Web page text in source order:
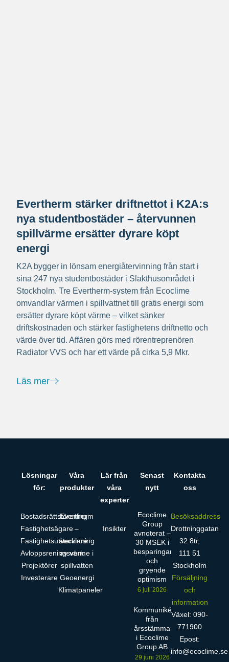
Evertherm stärker driftnettot i K2A:s
nya studentbostäder – återvunnen
spillvärme ersätter dyrare köpt
energi
K2A bygger in lönsam energiåtervinning från start i
sina 247 nya studentbostäder i Slakthusområdet i
Stockholm. Tre Evertherm-system från Ecoclime
omvandlar värmen i spillvattnet till gratis energi som
ersätter dyrare köpt värme – vilket sänker
driftskostnaden och stärker fastighetens driftnetto och
värde över tid. Affären görs med rörentreprenören
Radiator VVS och har ett värde på cirka 5,9 Mkr.
Läs mer
Lösningar
för:
Bostadsrättsförening
Fastighetsägare
Fastighetsutvecklare
Avloppsreningsverk
Projektörer
Investerare
Våra
produkter
Evertherm
–
återvinning
av värme i
spillvatten
Geoenergi
Klimatpaneler
Lär från
våra
experter
Insikter
Senast
nytt
Ecoclime
Group
avnoterat –
30 MSEK i
besparingar
och
gryende
optimism
6 juli 2026
Kommuniké
från
årsstämma
i Ecoclime
Group AB
29 juni 2026
Kontakta
oss
Besöksaddress
Drottninggatan
32 8tr,
111 51
Stockholm
Försäljning
och
information
Växel: 090-
771900
Epost:
info@ecoclime.se